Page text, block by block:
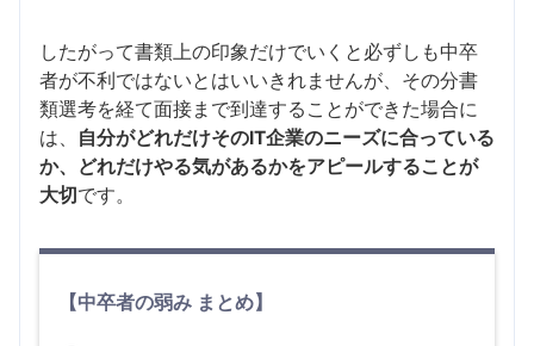
したがって書類上の印象だけでいくと必ずしも中卒
者が不利ではないとはいいきれませんが、その分書
類選考を経て面接まで到達することができた場合に
は、
自分がどれだけそのIT企業のニーズに合っている
か、どれだけやる気があるかをアピールすることが
大切です。
【中卒者の弱み まとめ】